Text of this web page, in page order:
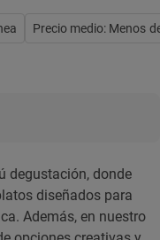
Precio medio: Menos
degustación, donde
diseñados para
Además, en nuestro